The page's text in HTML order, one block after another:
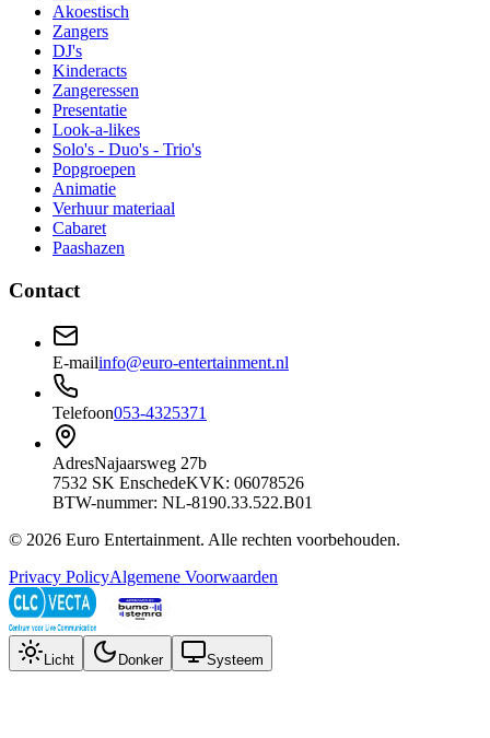
Akoestisch
Zangers
DJ's
Kinderacts
Zangeressen
Presentatie
Look-a-likes
Solo's - Duo's - Trio's
Popgroepen
Animatie
Verhuur materiaal
Cabaret
Paashazen
Contact
E-mailinfo@euro-entertainment.nl
Telefoon053-4325371
AdresNajaarsweg 27b
7532 SK EnschedeKVK: 06078526
BTW-nummer: NL-8190.33.522.B01
© 2026 Euro Entertainment. Alle rechten voorbehouden.
Privacy PolicyAlgemene Voorwaarden
Licht Donker Systeem